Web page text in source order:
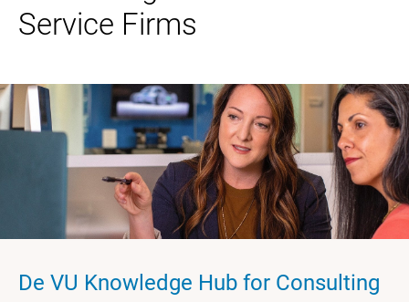
De VU Knowledge Hub for Consulting